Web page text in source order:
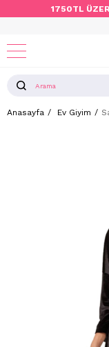
1750TL
Anasayfa Ev Giyim